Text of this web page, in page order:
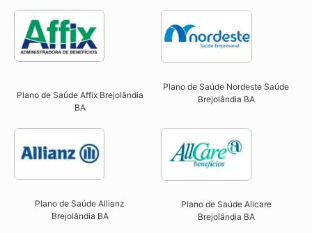
Plano de Saúde Affix Brejolândia
BA​
Plano de Saúde Nordeste Saúde
Brejolândia BA
Plano de Saúde Allianz
Brejolândia BA​
Plano de Saúde Allcare
Brejolândia BA​